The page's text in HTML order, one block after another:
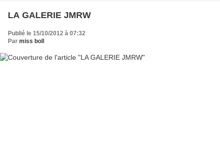
LA GALERIE JMRW
Publié le 15/10/2012 à 07:32
Par miss boll